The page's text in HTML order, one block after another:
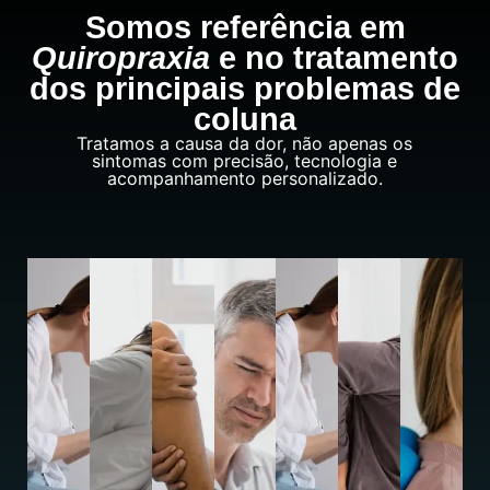
Somos referência em
Quiropraxia e no tratamento
dos principais problemas de
coluna
Tratamos a causa da dor, não apenas os
sintomas com precisão, tecnologia e
acompanhamento personalizado.